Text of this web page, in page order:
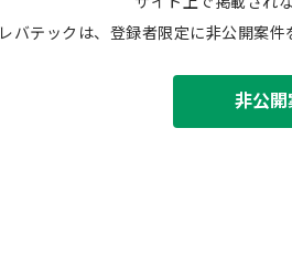
レバテックは、登録者限定に非公開案
非公